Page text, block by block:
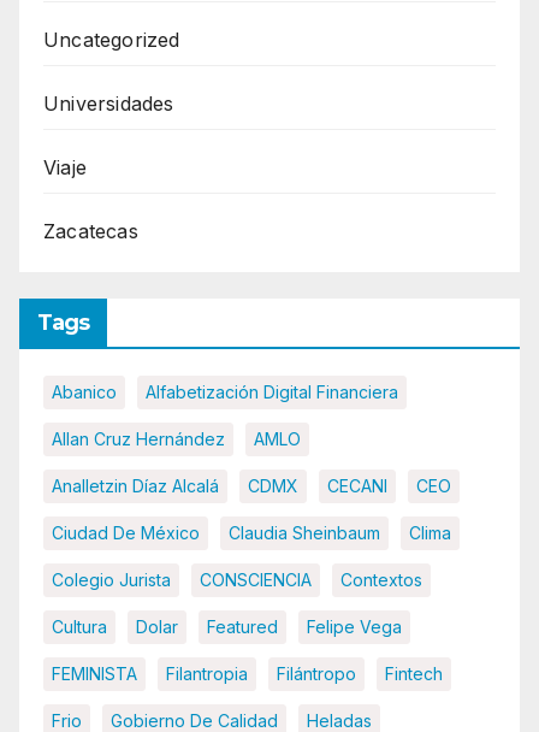
Uncategorized
Universidades
Viaje
Zacatecas
Tags
Abanico Alfabetización Digital Financiera
Allan Cruz Hernández AMLO
Analletzin Díaz Alcalá CDMX CECANI CEO
Ciudad De México Claudia Sheinbaum Clima
Colegio Jurista CONSCIENCIA Contextos
Cultura Dolar Featured Felipe Vega
FEMINISTA Filantropia Filántropo Fintech
Frio Gobierno De Calidad Heladas